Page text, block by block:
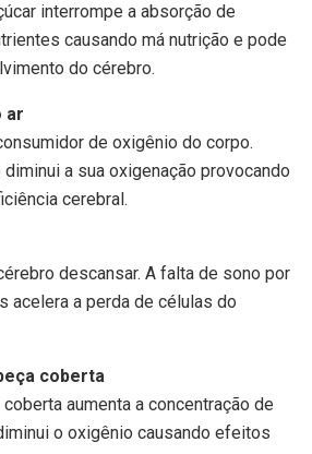
interrompe a absorção de
causando má nutrição e pode
do cérebro.
ar
de oxigênio do corpo.
diminui a sua oxigenação provocando
cerebral.
descansar. A falta de sono por
acelera a perda de células do
coberta
aumenta a concentração de
o oxigênio causando efeitos